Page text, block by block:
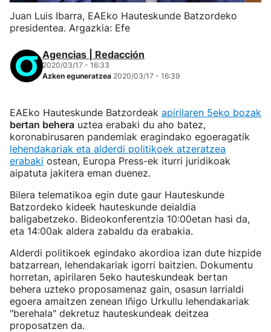
Juan Luis Ibarra, EAEko Hauteskunde Batzordeko
presidentea. Argazkia: Efe
Agencias | Redacción
2020/03/17 - 16:33
Azken eguneratzea 2020/03/17 - 16:39
EAEko Hauteskunde Batzordeak apirilaren 5eko bozak
bertan behera uztea erabaki du aho batez,
koronabirusaren pandemiak eragindako egoeragatik
lehendakariak eta alderdi politikoek atzeratzea
erabaki ostean, Europa Press-ek iturri juridikoak
aipatuta jakitera eman duenez.
Bilera telematikoa egin dute gaur Hauteskunde
Batzordeko kideek hauteskunde deialdia
baligabetzeko. Bideokonferentzia 10:00etan hasi da,
eta 14:00ak aldera zabaldu da erabakia.
Alderdi politikoek egindako akordioa izan dute hizpide
batzarrean, lehendakariak igorri baitzien. Dokumentu
horretan, apirilaren 5eko hauteskundeak bertan
behera uzteko proposamenaz gain, osasun larrialdi
egoera amaitzen zenean Iñigo Urkullu lehendakariak
"berehala" dekretuz hauteskundeak deitzea
proposatzen da.